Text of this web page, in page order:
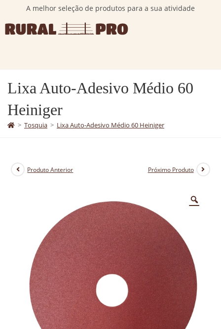
A melhor seleção de produtos para a sua atividade
Lixa Auto-Adesivo Médio 60
Heiniger
> Tosquia > Lixa Auto-Adesivo Médio 60 Heiniger
Produto Anterior Próximo Produto